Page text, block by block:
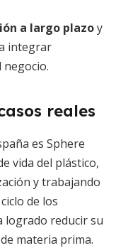
a largo plazoy
integrar
negocio.
reales
es Sphere
vida del plástico,
y trabajando
de los
logrado reducir su
materia prima.